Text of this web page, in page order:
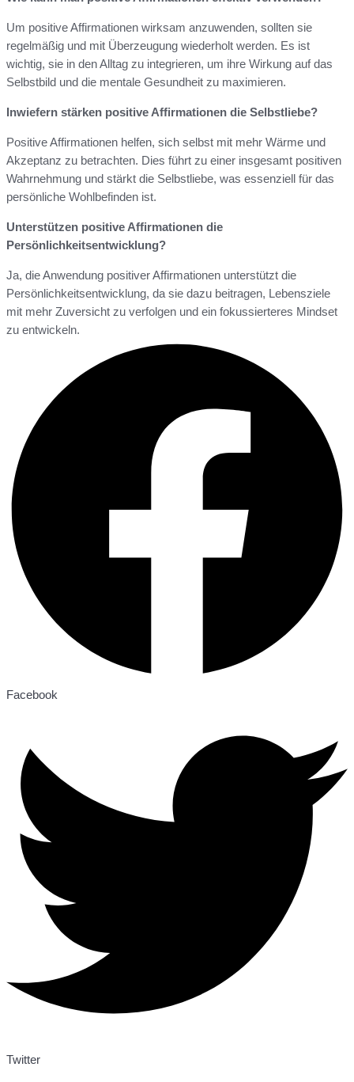
Um positive Affirmationen wirksam anzuwenden, sollten sie
regelmäßig und mit Überzeugung wiederholt werden. Es ist
wichtig, sie in den Alltag zu integrieren, um ihre Wirkung auf das
Selbstbild und die mentale Gesundheit zu maximieren.
Inwiefern stärken positive Affirmationen die Selbstliebe?
Positive Affirmationen helfen, sich selbst mit mehr Wärme und
Akzeptanz zu betrachten. Dies führt zu einer insgesamt positiven
Wahrnehmung und stärkt die Selbstliebe, was essenziell für das
persönliche Wohlbefinden ist.
Unterstützen positive Affirmationen die
Persönlichkeitsentwicklung?
Ja, die Anwendung positiver Affirmationen unterstützt die
Persönlichkeitsentwicklung, da sie dazu beitragen, Lebensziele
mit mehr Zuversicht zu verfolgen und ein fokussierteres Mindset
zu entwickeln.
Facebook
Twitter